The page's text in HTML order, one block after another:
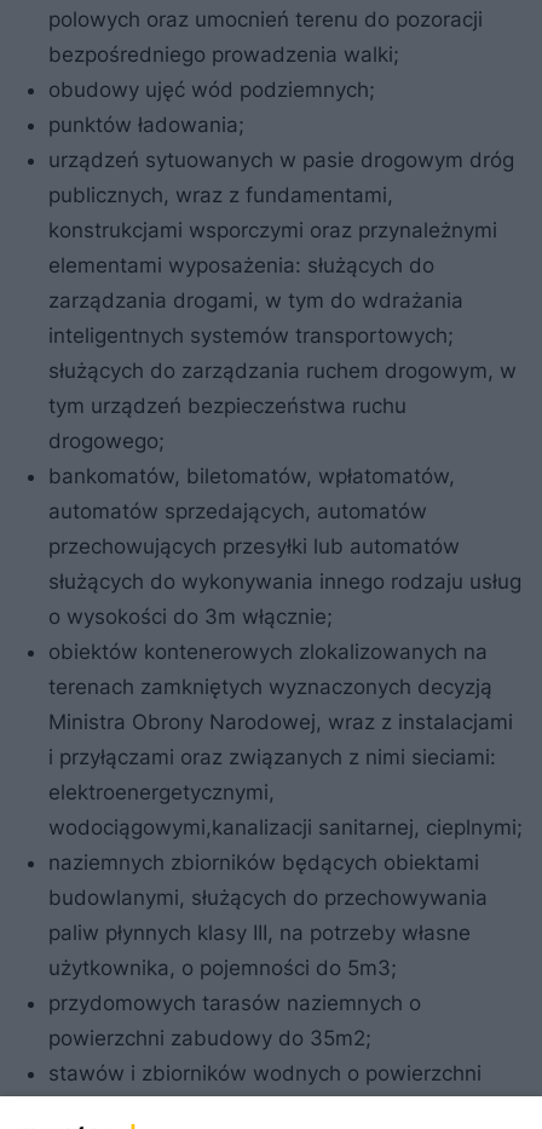
polowych oraz umocnień terenu do pozoracji
bezpośredniego prowadzenia walki;
obudowy ujęć wód podziemnych;
punktów ładowania;
urządzeń sytuowanych w pasie drogowym dróg
publicznych, wraz z fundamentami,
konstrukcjami wsporczymi oraz przynależnymi
elementami wyposażenia: służących do
zarządzania drogami, w tym do wdrażania
inteligentnych systemów transportowych;
służących do zarządzania ruchem drogowym, w
tym urządzeń bezpieczeństwa ruchu
drogowego;
bankomatów, biletomatów, wpłatomatów,
automatów sprzedających, automatów
przechowujących przesyłki lub automatów
służących do wykonywania innego rodzaju usług
o wysokości do 3m włącznie;
obiektów kontenerowych zlokalizowanych na
terenach zamkniętych wyznaczonych decyzją
Ministra Obrony Narodowej, wraz z instalacjami
i przyłączami oraz związanych z nimi sieciami:
elektroenergetycznymi,
wodociągowymi,kanalizacji sanitarnej, cieplnymi;
naziemnych zbiorników będących obiektami
budowlanymi, służących do przechowywania
paliw płynnych klasy III, na potrzeby własne
użytkownika, o pojemności do 5m3;
przydomowych tarasów naziemnych o
powierzchni zabudowy do 35m2;
stawów i zbiorników wodnych o powierzchni